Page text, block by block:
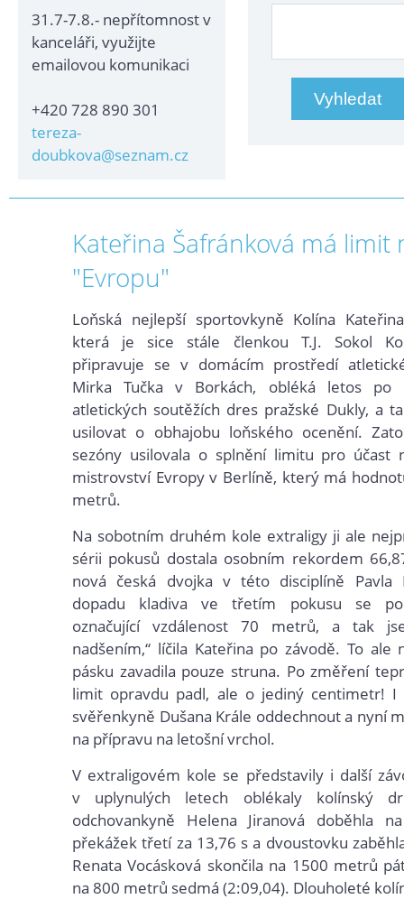
31.7-7.8.- nepřítomnost v
kanceláři, využijte
emailovou komunikaci
+420 728 890 301
tereza-
doubkova@seznam.cz
Kateřina Šafránková má limit
"Evropu"
Loňská nejlepší sportovkyně Kolína
která je sice stále členkou T.J. Sokol
připravuje se v domácím prostředí
Mirka Tučka v Borkách, obléká letos po
atletických soutěžích dres pražské Dukly, a
usilovat o obhajobu loňského ocenění.
sezóny usilovala o splnění limitu pro účast
mistrovství Evropy v Berlíně, který má
metrů.
Na sobotním druhém kole extraligy ji ale
sérii pokusů dostala osobním rekordem
nová česká dvojka v této disciplíně Pavla
dopadu kladiva ve třetím pokusu se
označující vzdálenost 70 metrů, a tak
nadšením,“ líčila Kateřina po závodě. To ale
pásku zavadila pouze struna. Po změření
limit opravdu padl, ale o jediný centimetr! I
svěřenkyně Dušana Krále oddechnout a nyní
na přípravu na letošní vrchol.
V extraligovém kole se představily i další
v uplynulých letech oblékaly kolínský
odchovankyně Helena Jiranová doběhla
překážek třetí za 13,76 s a dvoustovku
Renata Vocásková skončila na 1500 metrů
na 800 metrů sedmá (2:09,04). Dlouholeté